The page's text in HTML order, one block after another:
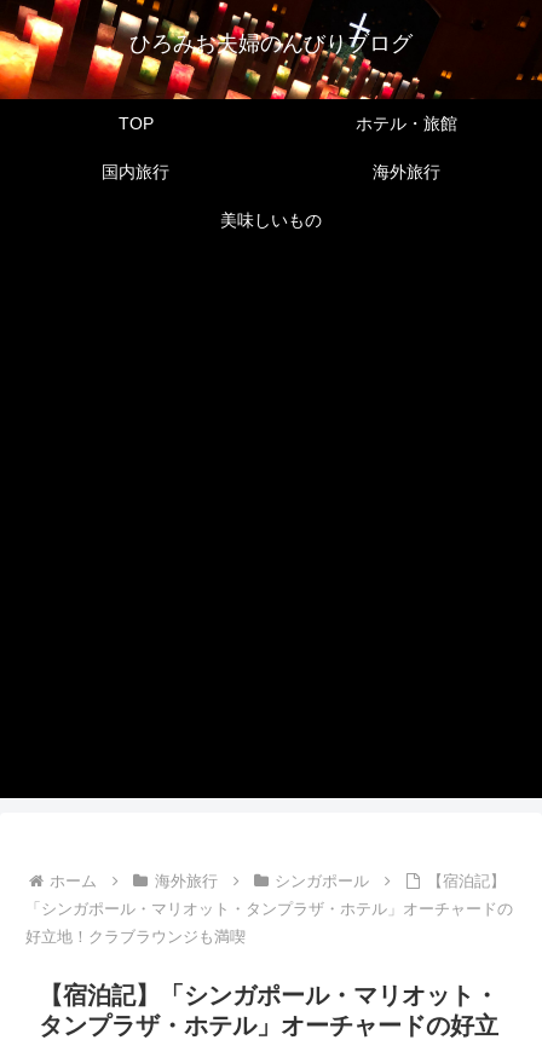
ひろみお夫婦のんびりブログ
TOP ホテル・旅館
国内旅行 海外旅行
美味しいもの
ホーム 海外旅行 シンガポール
【宿泊記】
「シンガポール・マリオット・タンプラザ・ホテル」オーチャードの
好立地！クラブラウンジも満喫
【宿泊記】「シンガポール・マリオット・
タンプラザ・ホテル」オーチャードの好立